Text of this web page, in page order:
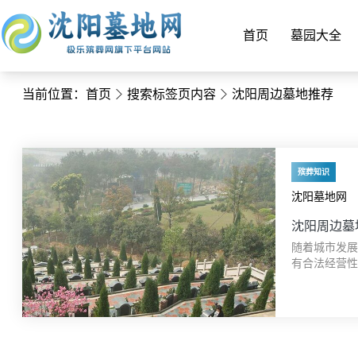
首页 墓园大全
当前位置： 首页 搜索标签页内容 沈阳周边墓地推荐
殡葬知识
沈阳墓地网
沈阳周边
随着城市发
有合法经营